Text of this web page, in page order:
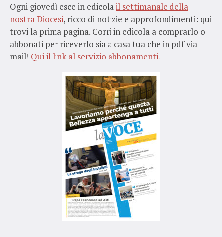
Ogni giovedì esce in edicolail settimanale della
nostra Diocesi, ricco di notizie e approfondimenti: qui
trovi la prima pagina. Corri in edicola a comprarlo o
abbonati per riceverlo sia a casa tua che in pdf via
mail! Qui il link al servizio abbonamenti.